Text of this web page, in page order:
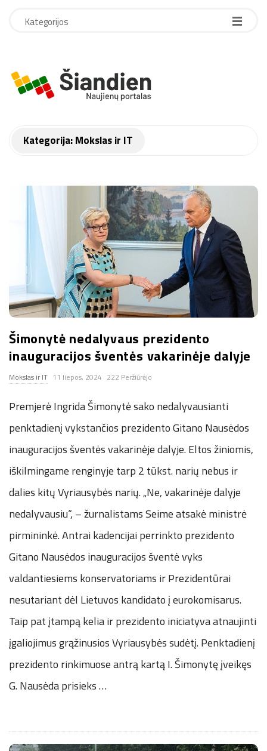
Kategorijos
S
n
.
n
e
t
Kategorija:Mokslas ir IT
Šimonytė nedalyvaus prezidento
inauguracijos šventės vakarinėje dalyje
Mokslas ir IT 11 liepos, 2024 222 Peržiūrėjo
Premjerė Ingrida Šimonytė sako nedalyvausianti
penktadienį vykstančios prezidento Gitano Nausėdos
inauguracijos šventės vakarinėje dalyje. Eltos žiniomis,
iškilmingame renginyje tarp 2 tūkst. narių nebus ir
dalies kitų Vyriausybės narių. „Ne, vakarinėje dalyje
nedalyvausiu“, – žurnalistams Seime atsakė ministrė
pirmininkė. Antrai kadencijai perrinkto prezidento
Gitano Nausėdos inauguracijos šventė vyks
valdantiesiems konservatoriams ir Prezidentūrai
nesutariant dėl Lietuvos kandidato į eurokomisarus.
Taip pat įtampą kelia ir prezidento iniciatyva atnaujinti
įgaliojimus grąžinusios Vyriausybės sudėtį. Penktadienį
prezidento rinkimuose antrą kartą I. Šimonytę įveikęs
G. Nausėda prisieks…